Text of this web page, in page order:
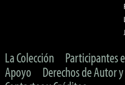
La Colección
Participantes
Apoyo
Derechos de Autor